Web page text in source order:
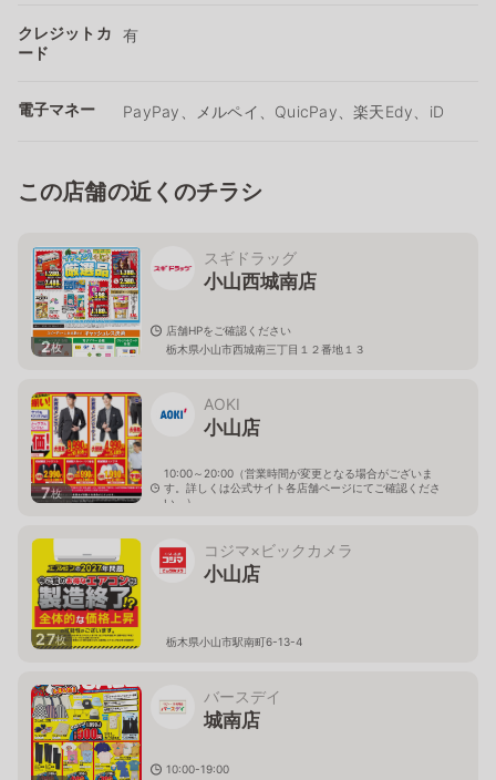
クレジットカ
ード
有
電子マネー PayPay、メルペイ、QuicPay、楽天Edy、iD
この店舗の近くのチラシ
2枚
スギドラッグ
小山西城南店
店舗HPをご確認ください
栃木県小山市西城南三丁目１２番地１３
7枚
AOKI
小山店
10:00～20:00（営業時間が変更となる場合がございま
す。詳しくは公式サイト各店舗ページにてご確認くださ
い。）
27枚
コジマ×ビックカメラ
小山店
栃木県小山市駅南町6-13-4
バースデイ
城南店
10:00-19:00